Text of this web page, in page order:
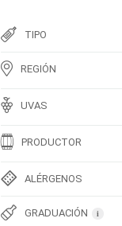
TIPO
REGIÓN
UVAS
PRODUCTOR
ALÉRGENOS
GRADUACIÓN i